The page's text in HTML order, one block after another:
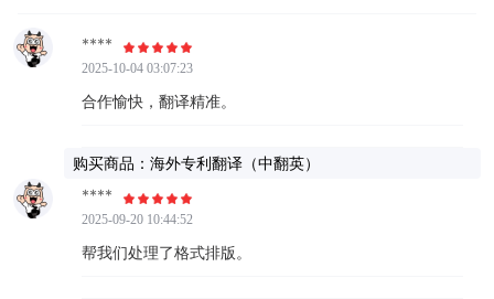
****
2025-10-04 03:07:23
合作愉快，翻译精准。
购买商品：海外专利翻译（中翻英）
****
2025-09-20 10:44:52
帮我们处理了格式排版。